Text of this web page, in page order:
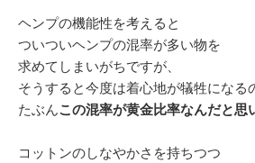
ヘンプの機能性を考えると
ついついヘンプの混率が多い物を
求めてしまいがちですが、
そうすると今度は着心地が犠牲になる
たぶんこの混率が黄金比率なんだと思
コットンのしなやかさを持ちつつ